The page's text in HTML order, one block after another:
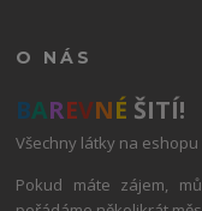
O NÁS
BAREVNÉ ŠITÍ!
Všechny látky na eshopu
Pokud máte zájem,